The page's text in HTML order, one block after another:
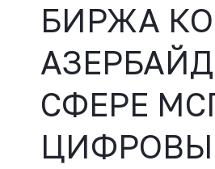
БИРЖА
СФЕРЕ